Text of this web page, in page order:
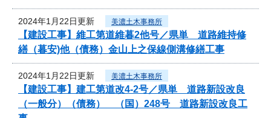
2024年1月22日更新 美濃土木事務所
【建設工事】維工第道維暮2他号／県単 道路維持修
繕（暮安)他（債務）金山上之保線側溝修繕工事
2024年1月22日更新 美濃土木事務所
【建設工事】建工第道改4-2号／県単 道路新設改良
（一般分）（債務） （国）248号 道路新設改良工